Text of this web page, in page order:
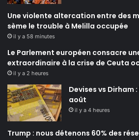
Une violente altercation entre des
sème le trouble à Melilla occupée
il y a 58 minutes
Le Parlement européen consacre
extraordinaire à la crise de Ceuta
il y a 2 heures
Devises vs Dirham
août
il y a 4 heures
Trump : nous détenons 60% des